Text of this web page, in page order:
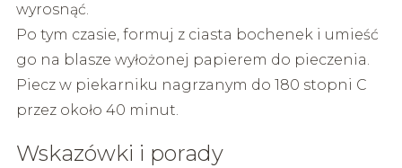
wyrosnąć.
Po tym czasie, formuj z ciasta bochenek i umieść
go na blasze wyłożonej papierem do pieczenia.
Piecz w piekarniku nagrzanym do 180 stopni C
przez około 40 minut.
Wskazówki i porady